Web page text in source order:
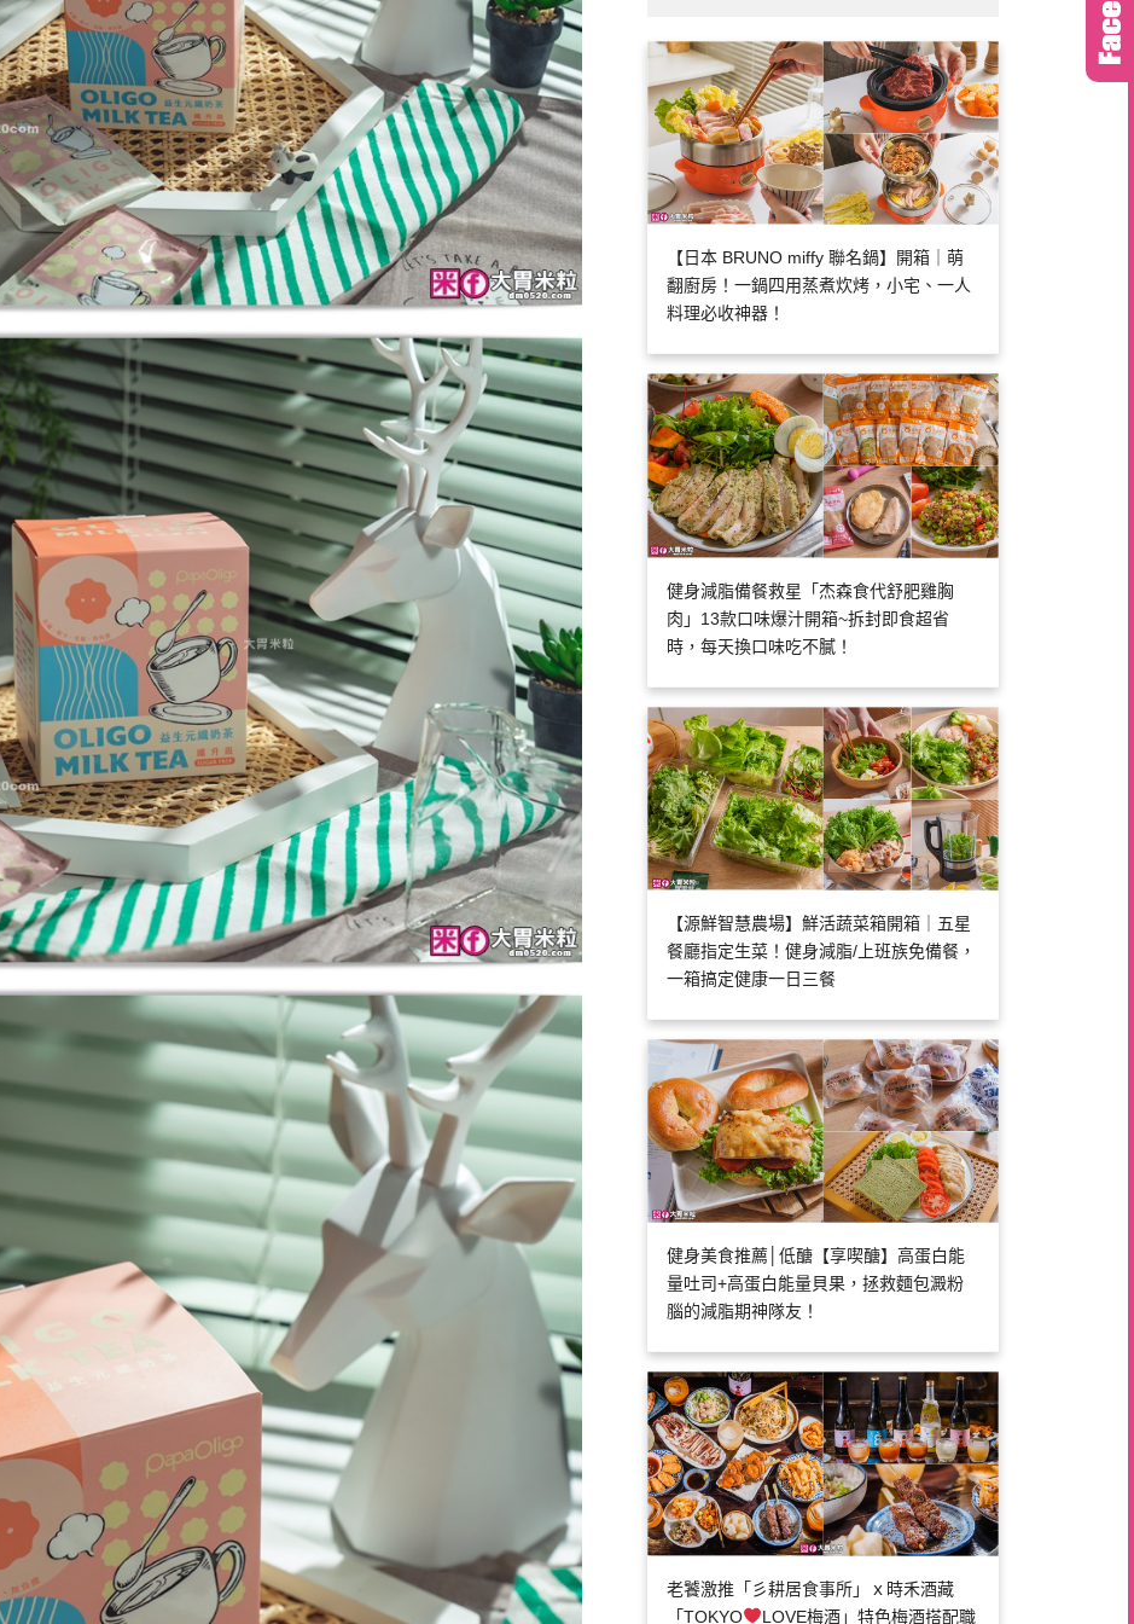
【日本 BRUNO miffy 聯名鍋】開箱｜萌
翻廚房！一鍋四用蒸煮炊烤，小宅、一人
料理必收神器！
健身減脂備餐救星「杰森食代舒肥雞胸
肉」13款口味爆汁開箱~拆封即食超省
時，每天換口味吃不膩！
【源鮮智慧農場】鮮活蔬菜箱開箱｜五星
餐廳指定生菜！健身減脂/上班族免備餐，
一箱搞定健康一日三餐
健身美食推薦│低醣【享喫醣】高蛋白能
量吐司+高蛋白能量貝果，拯救麵包澱粉
腦的減脂期神隊友！
老饕激推「彡耕居食事所」ｘ時禾酒藏
「TOKYO
LOVE梅酒」特色梅酒搭配職